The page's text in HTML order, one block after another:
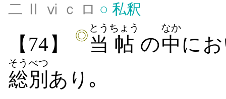
二 Ⅱ ⅵ ｃ ロ ○ 私釈
【74】 ◎ 当
とう
帖
ちょう
の中
なか
に
総別
そうべつ
あり｡